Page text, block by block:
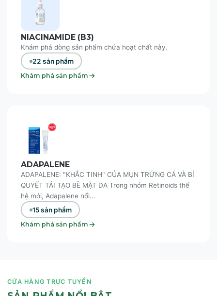
NIACINAMIDE (B3)
Khám phá dòng sản phẩm chứa hoạt chất này.
22 sản phẩm
Khám phá sản phẩm
ADAPALENE
ADAPALENE: "KHẮC TINH" CỦA MỤN TRỨNG CÁ VÀ BÍ
QUYẾT TÁI TẠO BỀ MẶT DA Trong nhóm Retinoids thế
hệ mới, Adapalene nổi...
15 sản phẩm
Khám phá sản phẩm
CỬA HÀNG TRỰC TUYẾN